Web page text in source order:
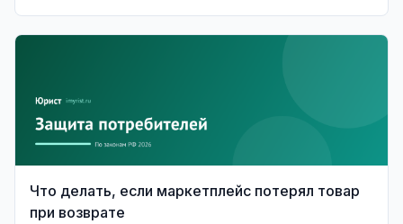
Что делать, если маркетплейс потерял товар
при возврате